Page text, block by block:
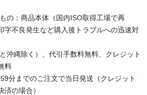
の：商品本体（国内ISO取得工場で再
字不良発生など購入後トラブルへの迅速対
沖縄除く）、代引手数料無料、クレジット
料
分までのご注文で当日発送（クレジット
済の場合）